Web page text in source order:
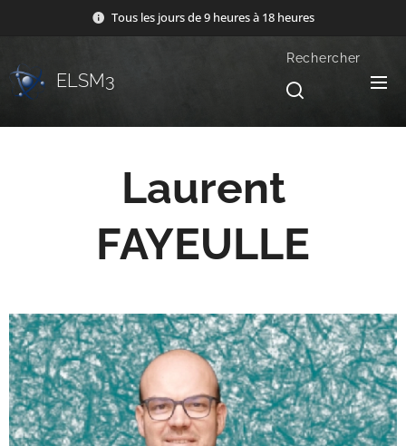
Tous les jours de 9 heures à 18 heures
ELSM3
Rechercher
Laurent
FAYEULLE